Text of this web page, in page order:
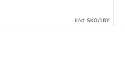
Kód: SKO/18Y